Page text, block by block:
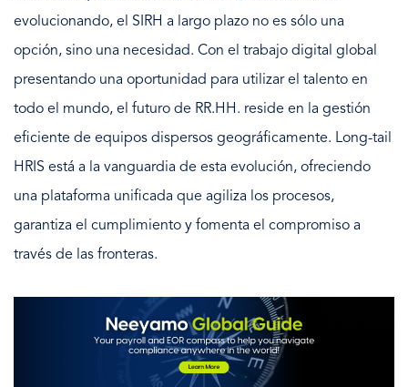
evolucionando, el SIRH a largo plazo no es sólo una
opción, sino una necesidad. Con el trabajo digital global
presentando una oportunidad para utilizar el talento en
todo el mundo, el futuro de RR.HH. reside en la gestión
eficiente de equipos dispersos geográficamente. Long-tail
HRIS está a la vanguardia de esta evolución, ofreciendo
una plataforma unificada que agiliza los procesos,
garantiza el cumplimiento y fomenta el compromiso a
través de las fronteras.